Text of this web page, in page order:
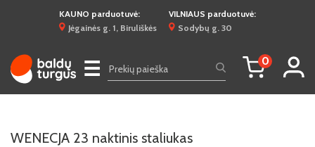
KAUNO parduotuvė:
Jėgainės g. 1, Biruliškės
VILNIAUS parduotuvė:
Sodybų g. 30
☰ 0
WENECJA 23 naktinis staliukas